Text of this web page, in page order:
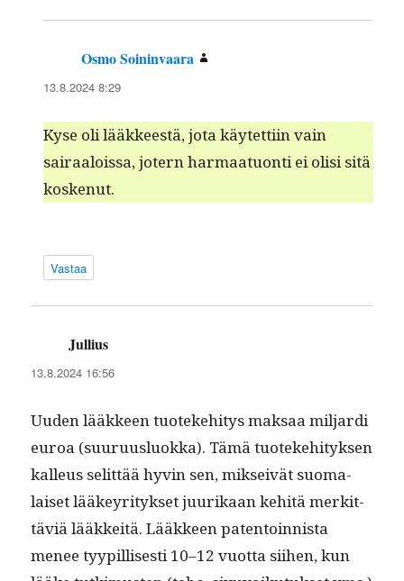
Osmo Soininvaara
13.8.2024 8:29
Kyse oli lääk­keestä, jota käytet­ti­in vain
sairaalois­sa, jotern har­maatuon­ti ei olisi sitä
koskenut.
Vastaa
Jullius
13.8.2024 16:56
Uuden lääk­keen tuoteke­hi­tys mak­saa mil­jar­di
euroa (suu­ru­us­lu­ok­ka). Tämä tuoteke­hi­tyk­sen
kalleus selit­tää hyvin sen, mik­seivät suo­ma­
laiset lääkeyri­tyk­set juurikaan kehitä merkit­
täviä lääkkeitä. Lääk­keen paten­toin­nista
menee tyyp­il­lis­es­ti 10–12 vuot­ta siihen, kun